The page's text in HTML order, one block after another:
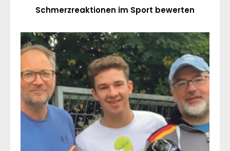
Schmerzreaktionen im Sport bewerten